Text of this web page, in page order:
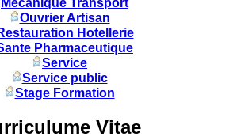
Ouvrier Artisan
Hotellerie
Pharmaceutique
Service
Service public
Stage Formation
Vitae